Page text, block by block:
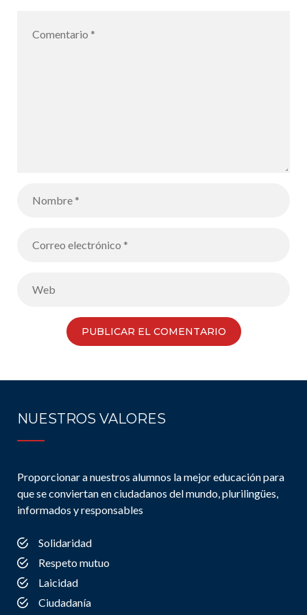
NUESTROS VALORES
Proporcionar a nuestros alumnos la mejor educación para
que se conviertan en ciudadanos del mundo, plurilingües,
informados y responsables
Solidaridad
Respeto mutuo
Laicidad
Ciudadanía